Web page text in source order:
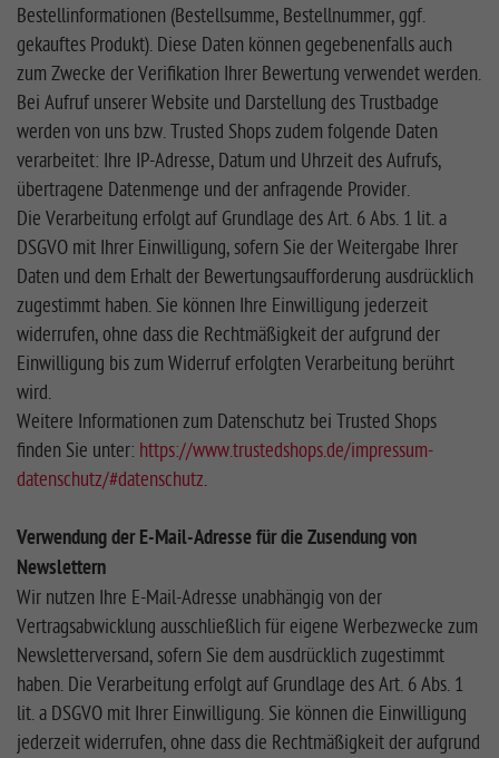
Bestellinformationen (Bestellsumme, Bestellnummer, ggf.
gekauftes Produkt). Diese Daten können gegebenenfalls auch
zum Zwecke der Verifikation Ihrer Bewertung verwendet werden.
Bei Aufruf unserer Website und Darstellung des Trustbadge
werden von uns bzw. Trusted Shops zudem folgende Daten
verarbeitet: Ihre IP-Adresse, Datum und Uhrzeit des Aufrufs,
übertragene Datenmenge und der anfragende Provider.
Die Verarbeitung erfolgt auf Grundlage des Art. 6 Abs. 1 lit. a
DSGVO mit Ihrer Einwilligung, sofern Sie der Weitergabe Ihrer
Daten und dem Erhalt der Bewertungsaufforderung ausdrücklich
zugestimmt haben. Sie können Ihre Einwilligung jederzeit
widerrufen, ohne dass die Rechtmäßigkeit der aufgrund der
Einwilligung bis zum Widerruf erfolgten Verarbeitung berührt
wird.
Weitere Informationen zum Datenschutz bei Trusted Shops
finden Sie unter: https://www.trustedshops.de/impressum-
datenschutz/#datenschutz.
Verwendung der E-Mail-Adresse für die Zusendung von
Newslettern
Wir nutzen Ihre E-Mail-Adresse unabhängig von der
Vertragsabwicklung ausschließlich für eigene Werbezwecke zum
Newsletterversand, sofern Sie dem ausdrücklich zugestimmt
haben. Die Verarbeitung erfolgt auf Grundlage des Art. 6 Abs. 1
lit. a DSGVO mit Ihrer Einwilligung. Sie können die Einwilligung
jederzeit widerrufen, ohne dass die Rechtmäßigkeit der aufgrund